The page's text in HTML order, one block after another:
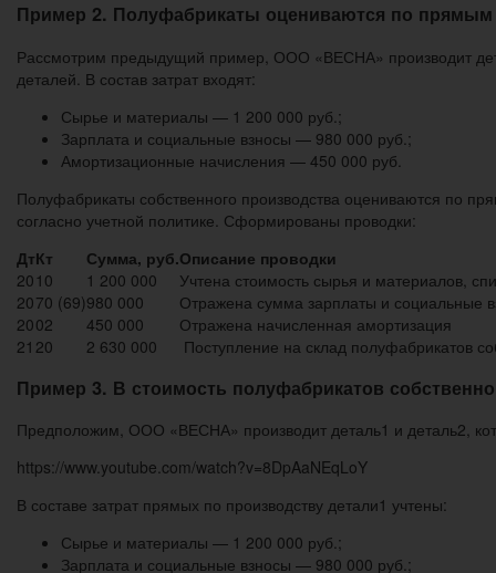
Пример 2. Полуфабрикаты оцениваются по прямым
Рассмотрим предыдущий пример, ООО «ВЕСНА» производит
деталей. В состав затрат входят:
Сырье и материалы — 1 200 000 руб.;
Зарплата и социальные взносы — 980 000 руб.;
Амортизационные начисления — 450 000 руб.
Полуфабрикаты собственного производства оцениваются по
согласно учетной политике. Сформированы проводки:
ДтКт Сумма, руб.Описание проводки
20 10 1 200 000
Учтена стоимость сырья и материалов,
2070 (69)980 000
Отражена сумма зарплаты и социальные
2002 450 000
Отражена начисленная амортизация
21 20 2 630 000 Поступление на склад полуфабрикатов
Пример 3. В стоимость полуфабрикатов
Предположим, ООО «ВЕСНА» производит деталь1 и деталь2,
https://www.youtube.com/watch?v=8DpAaNEqLoY
В составе затрат прямых по производству детали1 учтены:
Сырье и материалы — 1 200 000 руб.;
Зарплата и социальные взносы — 980 000 руб.;